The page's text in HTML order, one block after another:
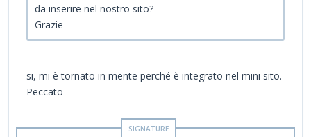
da inserire nel nostro sito?
Grazie
si, mi è tornato in mente perché è integrato nel mini sito.
Peccato